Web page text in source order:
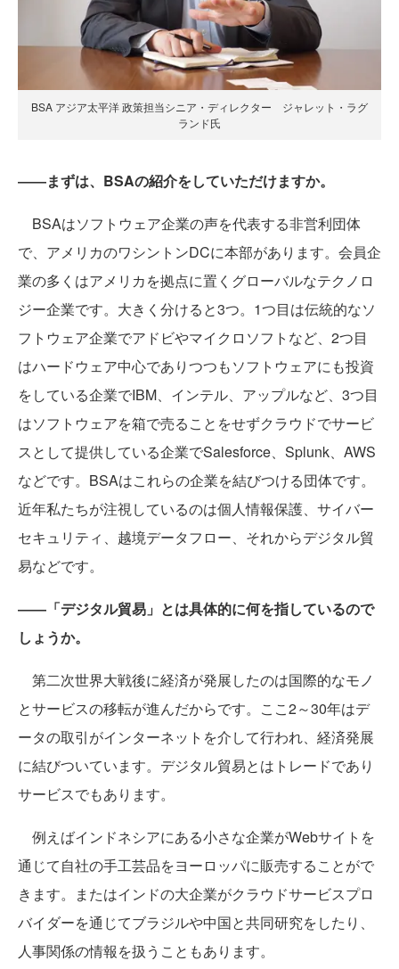
BSA アジア太平洋 政策担当シニア・ディレクター ジャレット・ラグ
ランド氏
――まずは、BSAの紹介をしていただけますか。
BSAはソフトウェア企業の声を代表する非営利団体
で、アメリカのワシントンDCに本部があります。会員企
業の多くはアメリカを拠点に置くグローバルなテクノロ
ジー企業です。大きく分けると3つ。1つ目は伝統的なソ
フトウェア企業でアドビやマイクロソフトなど、2つ目
はハードウェア中心でありつつもソフトウェアにも投資
をしている企業でIBM、インテル、アップルなど、3つ目
はソフトウェアを箱で売ることをせずクラウドでサービ
スとして提供している企業でSalesforce、Splunk、AWS
などです。BSAはこれらの企業を結びつける団体です。
近年私たちが注視しているのは個人情報保護、サイバー
セキュリティ、越境データフロー、それからデジタル貿
易などです。
――「デジタル貿易」とは具体的に何を指しているので
しょうか。
第二次世界大戦後に経済が発展したのは国際的なモノ
とサービスの移転が進んだからです。ここ2～30年はデ
ータの取引がインターネットを介して行われ、経済発展
に結びついています。デジタル貿易とはトレードであり
サービスでもあります。
例えばインドネシアにある小さな企業がWebサイトを
通じて自社の手工芸品をヨーロッパに販売することがで
きます。またはインドの大企業がクラウドサービスプロ
バイダーを通じてブラジルや中国と共同研究をしたり、
人事関係の情報を扱うこともあります。